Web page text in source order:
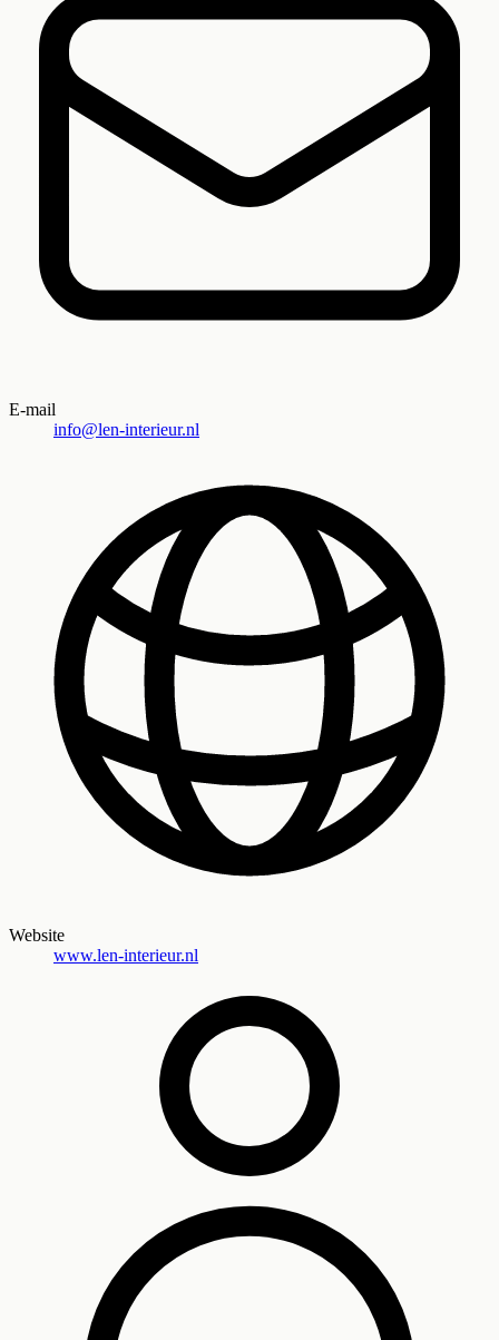
E-mail
info@len-interieur.nl
Website
www.len-interieur.nl